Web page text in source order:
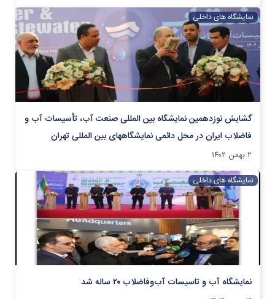
نمایشگاه های داخلی
گشایش نوزدهمین نمایشگاه بین المللی صنعت آب، تأسیسات آب و
فاضلاب ایران در محل دائمی نمایشگاههای بین المللی تهران
۲ بهمن ۱۴۰۲
نمایشگاه های داخلی
نمایشگاه آب و تاسیسات آب‌وفاضلاب ۲۰ ساله شد